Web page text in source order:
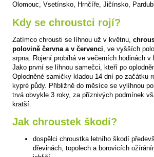
Olomouc, Vsetínsko, Hrnčíře, Jičínsko,
Kdy se chroustci rojí?
Zatímco chrousti se líhnou už v květnu,
polovině června a v červenci , ve vyšších
srpna. Rojení probíhá ve večerních hodinách v
Jako první se líhnou samečci, kteří po
Oplodněné samičky kladou 14 dní po začátku
kypré půdy. Přibližně do měsíce se vylíhnou
trvá obvykle 3 roky, za příznivých podmínek
kratší.
Jak chroustek škodí?
dospělci chroustka letního škodí
dřevinách, topolech a borovicích